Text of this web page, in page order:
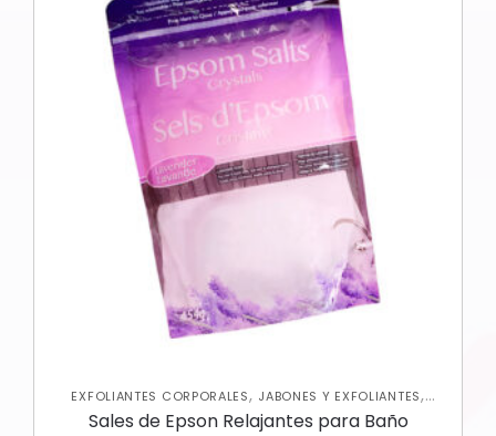
EXFOLIANTES CORPORALES, JABONES Y EXFOLIANTES,
NUEVA COLECCIÓN SKIN CARE CORPORAL
Sales de Epson Relajantes para Baño